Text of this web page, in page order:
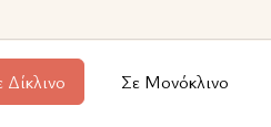
Δίκλινο Σε Μονόκλινο